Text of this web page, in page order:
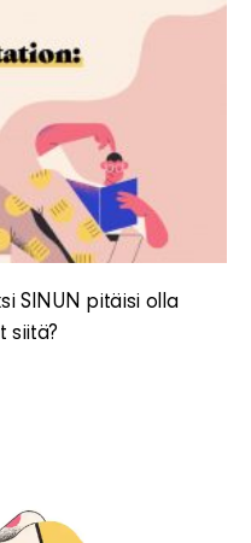
SINUN pitäisi olla
siitä?